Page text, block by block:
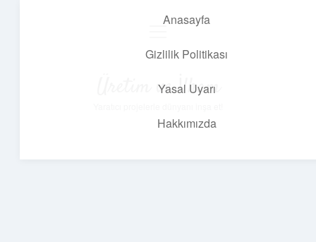
Anasayfa
Gizlilik Politikası
Yasal Uyarı
Hakkımızda
Üretim ve İlham